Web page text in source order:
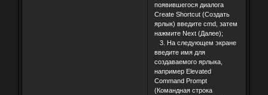
появившегося диалога
Create Shortcut (Создать
ярлык) введите cmd, затем
нажмите Next (Далее);
3. На следующем экране
введите имя для
создаваемого ярлыка,
например Elevated
Command Prompt
(Командная строка